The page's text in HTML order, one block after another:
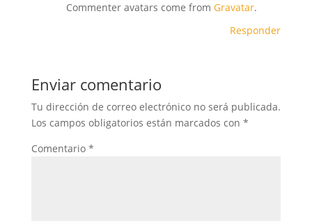
Commenter avatars come from Gravatar.
Responder
Enviar comentario
Tu dirección de correo electrónico no será publicada.
Los campos obligatorios están marcados con *
Comentario *